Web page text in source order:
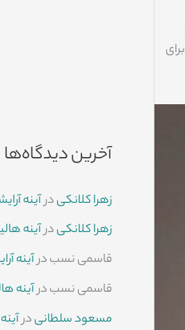
آخرین دیدگاه‌ها
زهرا کلانکیدرآینه
زهرا کلانکیدرآینه
قاسمی نسبدرآینه
قاسمی نسبدرآینه
مسعود سلطانیدر